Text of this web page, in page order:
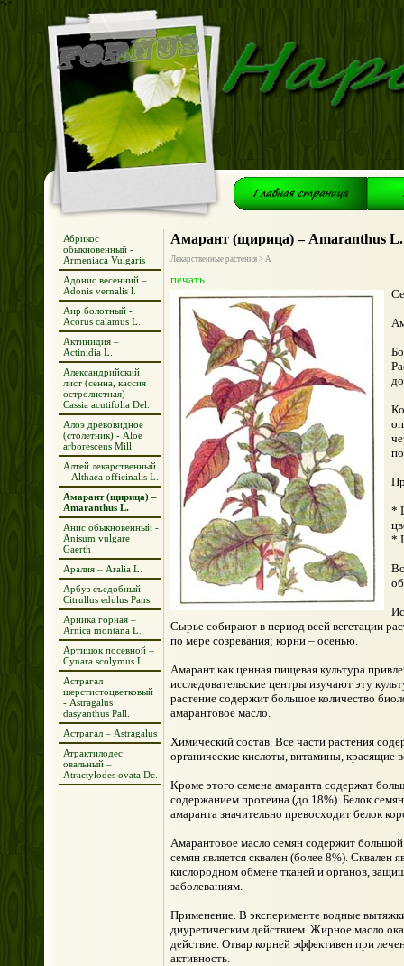
*+*
Амарант (щирица) – Amaranthus L.
Лекарственные растения > А
печать
*
*
Сырье собирают в период всей вегетации
по мере созревания; корни – осенью.
Амарант как ценная пищевая культура
исследовательские центры изучают эту
растение содержит большое количество
амарантовое масло.
Химический состав. Все части растения
органические кислоты, витамины, красящие
Кроме этого семена амаранта содержат
содержанием протеина (до 18%). Белок
амаранта значительно превосходит белок
Амарантовое масло семян содержит
семян является сквален (более 8%). Сквален
кислородном обмене тканей и органов,
заболеваниям.
Применение. В эксперименте водные
диуретическим действием. Жирное масло
действие. Отвар корней эффективен при
активность.
Абрикос
обыкновенный -
Armeniaca Vulgaris
Адонис весенний –
Adonis vernalis l.
Аир болотный -
Acorus calamus L.
Актинидия –
Actinidia L.
Александрийский
лист (сенна, кассия
остролистная) -
Cassia acutifolia Del.
Алоэ древовидное
(столетник) - Aloe
arborescens Mill.
Алтей лекарственный
– Althaea officinalis L.
Амарант (щирица) –
Amaranthus L.
Анис обыкновенный -
Anisum vulgare
Gaerth
Аралия – Aralia L.
Арбуз съедобный -
Citrullus edulus Pans.
Арника горная –
Arnica montana L.
Артишок посевной –
Cynara scolymus L.
Астрагал
шерстистоцветковый
- Astragalus
dasyanthus Pall.
Астрагал – Astragalus
Атрактилодес
овальный –
Atractylodes ovata Dc.